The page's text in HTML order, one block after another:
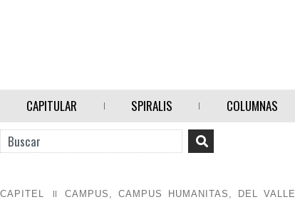
CAPITULAR SPIRALIS COLUMNAS
CAPITEL CAMPUS , CAMPUS HUMANITAS , DEL VALLE